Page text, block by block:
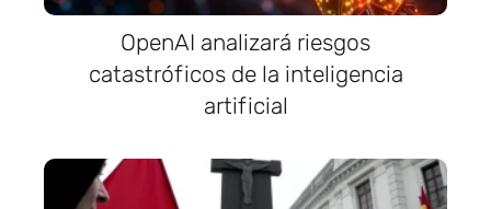
OpenAI analizará riesgos
catastróficos de la inteligencia
artificial